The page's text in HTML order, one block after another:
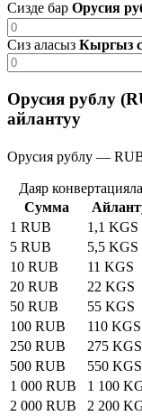
Сизде бар Орусия
Сиз аласыз Кыргыз
Орусия рублу
айлантуу
Орусия рублу —
Даяр
Сумма
1 RUB
1,1 KGS
5 RUB
5,5 KGS
10 RUB
11 KGS
20 RUB
22 KGS
50 RUB
55 KGS
100 RUB
110 KGS
250 RUB
275 KGS
500 RUB
550 KGS
1 000 RUB
1 100
2 000 RUB
2 200